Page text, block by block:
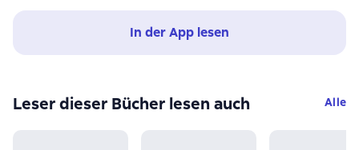
In der App lesen
Leser dieser Bücher lesen auch Alle